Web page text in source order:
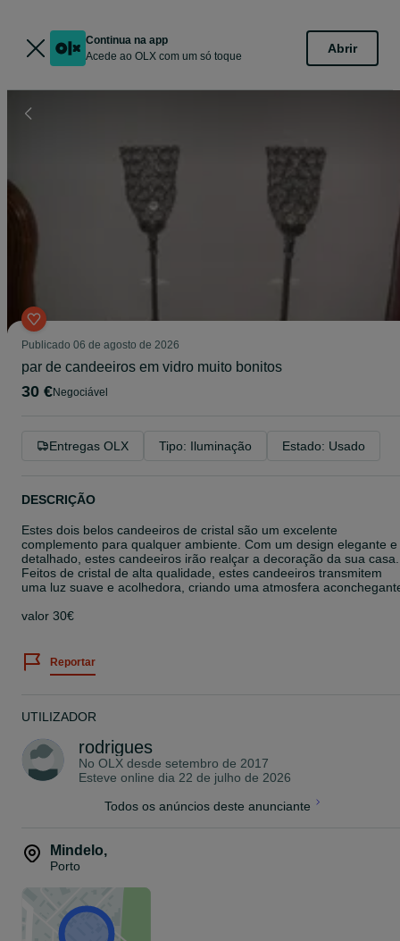
Continua na app
Acede ao OLX com um só toque
Abrir
Publicado 06 de agosto de 2026
par de candeeiros em vidro muito bonitos
30 € Negociável
Entregas OLX Tipo: Iluminação Estado: Usado
DESCRIÇÃO
Estes dois belos candeeiros de cristal são um excelente
complemento para qualquer ambiente. Com um design elegante e
detalhado, estes candeeiros irão realçar a decoração da sua casa.
Feitos de cristal de alta qualidade, estes candeeiros transmitem
uma luz suave e acolhedora, criando uma atmosfera
valor 30€
Reportar
UTILIZADOR
rodrigues
No OLX desde setembro de 2017
Esteve online dia 22 de julho de 2026
Todos os anúncios deste anunciante
Mindelo,
Porto